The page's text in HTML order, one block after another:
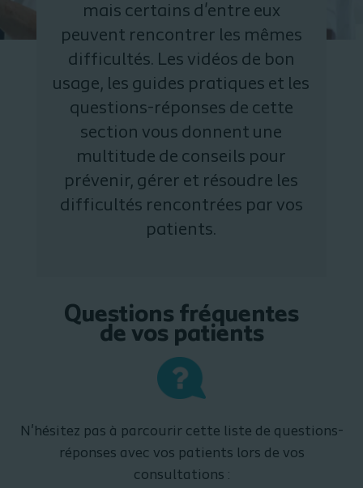
mais certains d'entre eux
peuvent rencontrer les mêmes
difficultés. Les vidéos de bon
usage, les guides pratiques et les
questions-réponses de cette
section vous donnent une
multitude de conseils pour
prévenir, gérer et résoudre les
difficultés rencontrées par vos
patients.
Questions fréquentes
de vos patients
N'hésitez pas à parcourir cette liste de questions-
réponses avec vos patients lors de vos
consultations :